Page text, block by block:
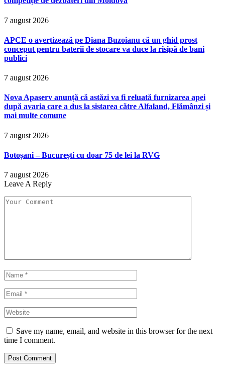
7 august 2026
APCE o avertizează pe Diana Buzoianu că un ghid prost
conceput pentru baterii de stocare va duce la risipă de bani
publici
7 august 2026
Nova Apaserv anunță că astăzi va fi reluată furnizarea apei
după avaria care a dus la sistarea către Alfaland, Flămânzi și
mai multe comune
7 august 2026
Botoșani – București cu doar 75 de lei la RVG
7 august 2026
Leave A Reply
Save my name, email, and website in this browser for the next
time I comment.